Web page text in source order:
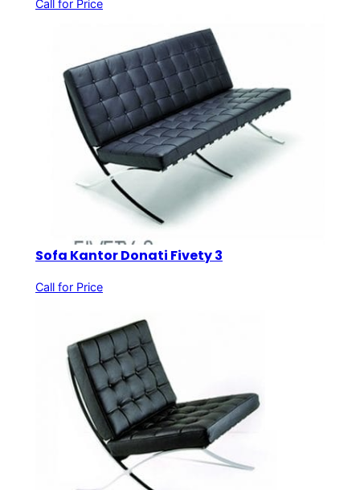
Call for Price
Sofa Kantor Donati Fivety 3
Call for Price